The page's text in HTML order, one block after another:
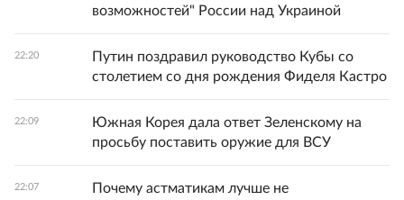
возможностей" России над Украиной
22:20
Путин поздравил руководство Кубы со
столетием со дня рождения Фиделя Кастро
22:09
Южная Корея дала ответ Зеленскому на
просьбу поставить оружие для ВСУ
22:07
Почему астматикам лучше не